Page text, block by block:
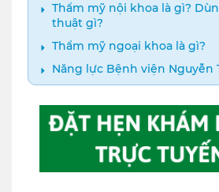
Thẩm mỹ nội khoa là gì?
thuật gì?
Thẩm mỹ ngoại khoa là gì?
Năng lực Bệnh viện Nguyễn